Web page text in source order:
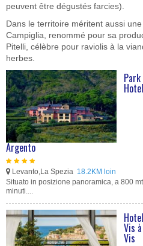
peuvent être dégustés farcies).
Dans le territoire méritent aussi
Campiglia, renommé pour sa
Pitelli, célèbre pour raviolis à la
herbes.
Park
Hotel
Argento
Levanto,La Spezia 18.2KM loin
Situato in posizione panoramica, a 800
minuti....
Hotel
Vis à
Vis